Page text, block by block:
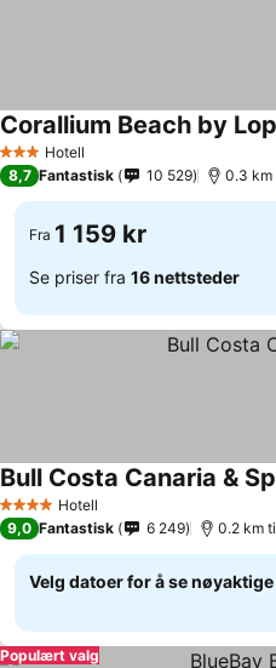
3 StjernerHotell
Corallium Beach by
8,7 Fantastisk 10 529 0.3 km
Fra 1 159 kr
Se priser fra 16 nettsteder
4 StjernerHotell
Bull Costa Canaria &
9,0 Fantastisk 6 249 0.2 km
Velg datoer for å se
Populært valg